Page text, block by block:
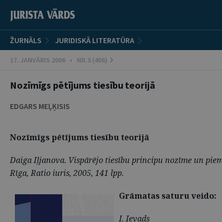
ŽURNĀLS JURIDISKĀ LITERATŪRA
17. JANVĀRIS 2006 • NR.3 (406)
Nozīmīgs pētījums tiesību teorijā
EDGARS MEĻĶISIS
Nozīmīgs pētījums tiesību teorijā
Daiga Iļjanova. Vispārējo tiesību principu nozīme un
Rīga, Ratio iuris, 2005, 141 lpp.
Grāmatas saturu veido:
I. Ievads